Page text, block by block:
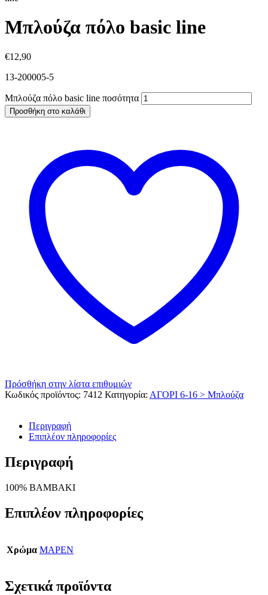
Μπλούζα πόλο basic line
€12,90
13-200005-5
Μπλούζα πόλο basic line ποσότητα
Προσθήκη στο καλάθι
Πρόσθήκη στην λίστα επιθυμιών
Κωδικός προϊόντος: 7412 Κατηγορία: ΑΓΟΡΙ 6-16 > Μπλούζα
Περιγραφή
Επιπλέον πληροφορίες
Περιγραφή
100% ΒΑΜΒΑΚΙ
Επιπλέον πληροφορίες
Χρώμα ΜΑΡΕΝ
Σχετικά προϊόντα